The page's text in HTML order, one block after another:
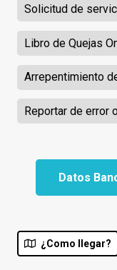
Solicitud de
Libro de Quejas
Arrepentimiento
Reportar de error
Datos
¿Como llegar?